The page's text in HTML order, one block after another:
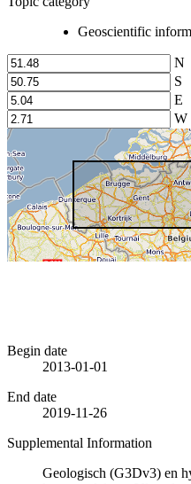
Geoscientific
N
S
E
W
Begin date
2013-01-01
End date
2019-11-26
Supplemental Information
Geologisch (G3Dv3) en